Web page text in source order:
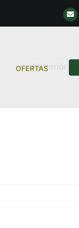
OFERTASAnterior